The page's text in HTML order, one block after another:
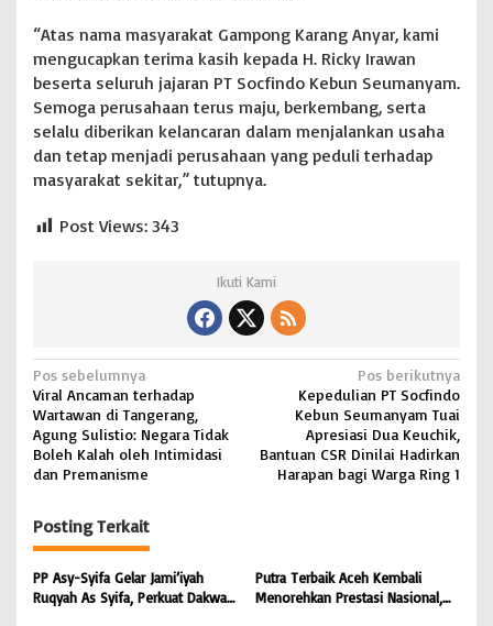
“Atas nama masyarakat Gampong Karang Anyar, kami
mengucapkan terima kasih kepada H. Ricky Irawan
beserta seluruh jajaran PT Socfindo Kebun Seumanyam.
Semoga perusahaan terus maju, berkembang, serta
selalu diberikan kelancaran dalam menjalankan usaha
dan tetap menjadi perusahaan yang peduli terhadap
masyarakat sekitar,” tutupnya.
Post Views: 343
Ikuti Kami
N
a
v
i
a
s
i
Pos sebelumnya
Viral Ancaman terhadap
Wartawan di Tangerang,
Agung Sulistio: Negara Tidak
Boleh Kalah oleh Intimidasi
dan Premanisme
Pos berikutnya
Kepedulian PT Socfindo
Kebun Seumanyam Tuai
Apresiasi Dua Keuchik,
Bantuan CSR Dinilai Hadirkan
Harapan bagi Warga Ring 1
Posting Terkait
PP Asy-Syifa Gelar Jami’iyah
Ruqyah As Syifa, Perkuat Dakwah
Putra Terbaik Aceh Kembali
Menorehkan Prestasi Nasional,